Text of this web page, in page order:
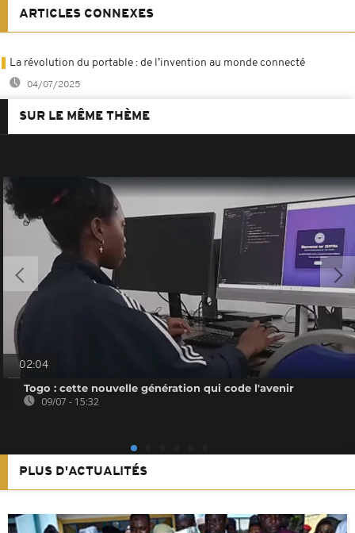
ARTICLES CONNEXES
La révolution du portable : de l’invention au monde connecté
04/07/2025
SUR LE MÊME THÈME
02:04
Togo : cette nouvelle génération qui code l'avenir
09/07 - 15:32
PLUS D'ACTUALITÉS